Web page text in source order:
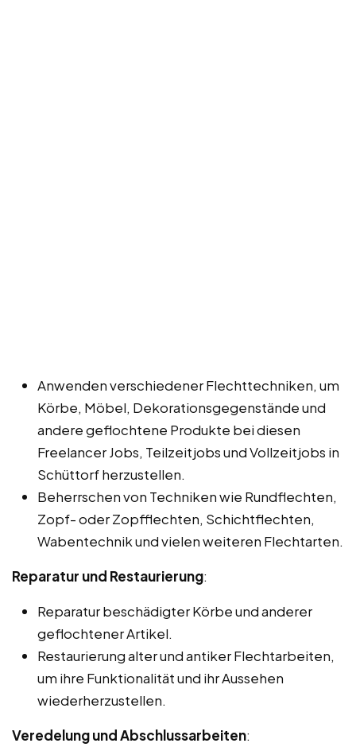
Anwenden verschiedener Flechttechniken, um
Körbe, Möbel, Dekorationsgegenstände und
andere geflochtene Produkte bei diesen
Freelancer Jobs, Teilzeitjobs und Vollzeitjobs in
Schüttorf herzustellen.
Beherrschen von Techniken wie Rundflechten,
Zopf- oder Zopfflechten, Schichtflechten,
Wabentechnik und vielen weiteren Flechtarten.
Reparatur und Restaurierung:
Reparatur beschädigter Körbe und anderer
geflochtener Artikel.
Restaurierung alter und antiker Flechtarbeiten,
um ihre Funktionalität und ihr Aussehen
wiederherzustellen.
Veredelung und Abschlussarbeiten: